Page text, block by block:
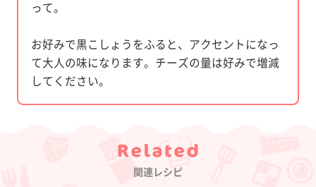
って。
お好みで黒こしょうをふると、アクセントになっ
て大人の味になります。チーズの量は好みで増減
してください。
Category
関連レシピ